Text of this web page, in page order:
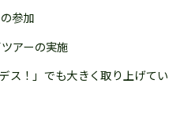
参加
アーの実施
ス！」でも大きく取り上げてい